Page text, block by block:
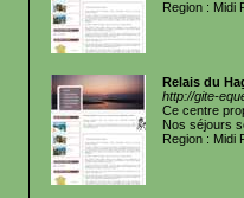
Region : Midi
Relais du
http://gite-
Ce centre
Nos séjours
Region : Midi